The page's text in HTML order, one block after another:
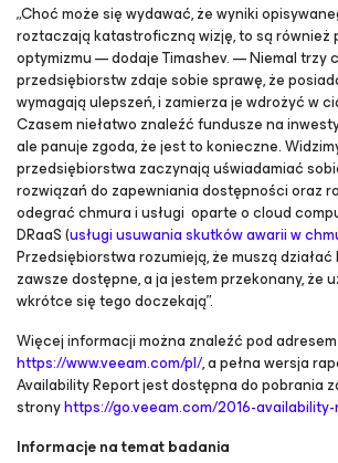
„Choć może się wydawać, że wyniki
roztaczają katastroficzną wizję, to są również
optymizmu — dodaje Timashev. — Niemal trzy
przedsiębiorstw zdaje sobie sprawę, że
wymagają ulepszeń, i zamierza je wdrożyć w
Czasem niełatwo znaleźć fundusze na
ale panuje zgoda, że jest to konieczne.
przedsiębiorstwa zaczynają uświadamiać
rozwiązań do zapewniania dostępności oraz
odegrać chmura i usługi oparte o cloud
DRaaS (usługi usuwania skutków awarii w
Przedsiębiorstwa rozumieją, że muszą
zawsze dostępne, a ja jestem przekonany, że
wkrótce się tego doczekają”.
Więcej informacji można znaleźć pod adresem
https://www.veeam.com/pl/, a pełna wersja
Availability Reportjest dostępna do pobrania
stronyhttps://go.veeam.com/2016-
Informacje na temat badania